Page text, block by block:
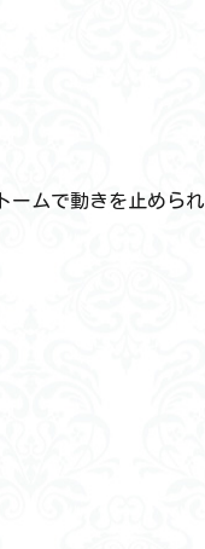
ームで動きを止められ